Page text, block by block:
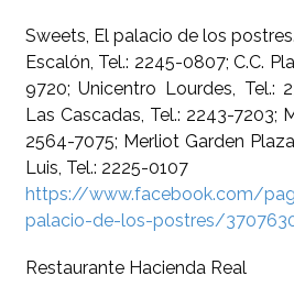
Sweets, El palacio de los postres.
Escalón, Tel.: 2245-0807; C.C.
9720; Unicentro Lourdes, Tel.:
Las Cascadas, Tel.: 2243-7203;
2564-7075; Merliot Garden
Luis, Tel.: 2225-0107
https://www.facebook.com/
palacio-de-los-postres/
Restaurante Hacienda Real